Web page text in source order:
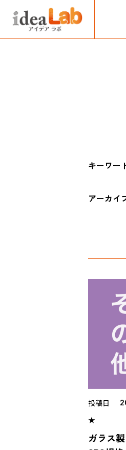
キーワー
アーカイ
投稿日
★
ガラス